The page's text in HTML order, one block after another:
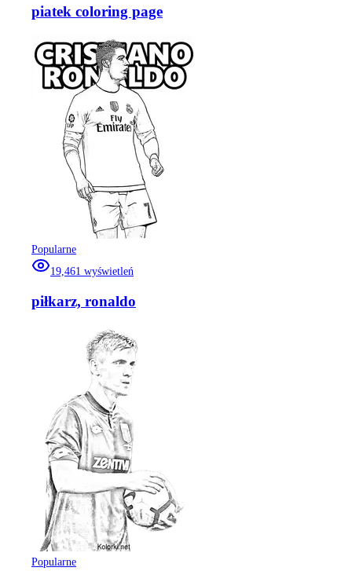
piatek coloring page
Popularne
19,461 wyświetleń
piłkarz, ronaldo
Popularne